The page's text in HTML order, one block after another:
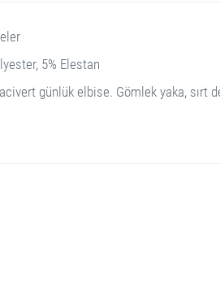
5% Elestan
günlük elbise. Gömlek yaka, sırt